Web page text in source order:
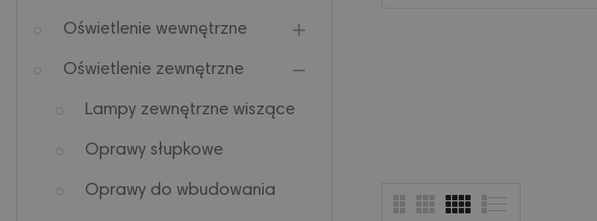
Oświetlenie wewnętrzne
Oświetlenie zewnętrzne
Lampy zewnętrzne wiszące
Oprawy słupkowe
Oprawy do wbudowania